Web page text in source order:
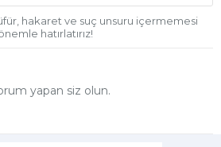
hakaret ve suç unsuru içermemesi
hatırlatırız!
yapan siz olun.